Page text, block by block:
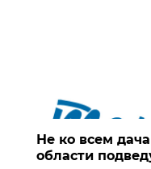
Не ко всем
области